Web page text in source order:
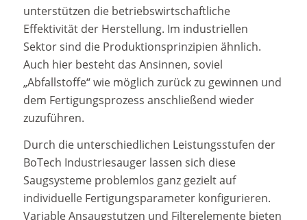
unterstützen die betriebswirtschaftliche
Effektivität der Herstellung. Im industriellen
Sektor sind die Produktionsprinzipien ähnlich.
Auch hier besteht das Ansinnen, soviel
„Abfallstoffe“ wie möglich zurück zu gewinnen und
dem Fertigungsprozess anschließend wieder
zuzuführen.
Durch die unterschiedlichen Leistungsstufen der
BoTech Industriesauger lassen sich diese
Saugsysteme problemlos ganz gezielt auf
individuelle Fertigungsparameter konfigurieren.
Variable Ansaugstutzen und Filterelemente bieten